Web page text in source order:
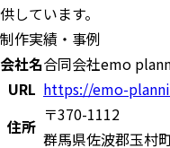
供しています。
制作実績・事例
会社名合同会社emo
URL https://emo-
住所
〒370-1112
群馬県佐波郡玉村